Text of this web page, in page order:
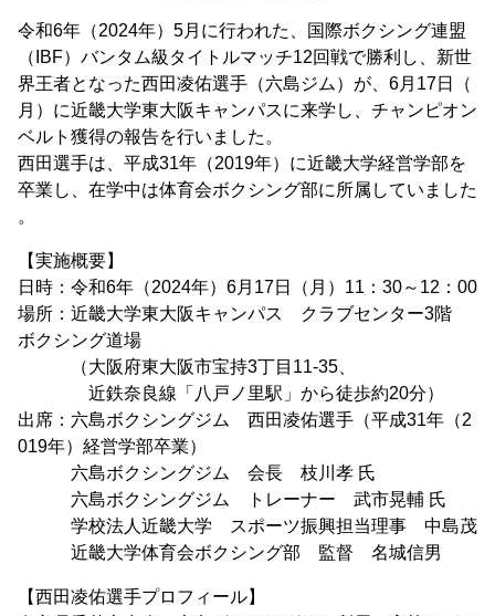
令和6年（2024年）5月に行われた、国際ボクシング連盟
（IBF）バンタム級タイトルマッチ12回戦で勝利し、新世
界王者となった西田凌佑選手（六島ジム）が、6月17日（
月）に近畿大学東大阪キャンパスに来学し、チャンピオン
ベルト獲得の報告を行いました。
西田選手は、平成31年（2019年）に近畿大学経営学部を
卒業し、在学中は体育会ボクシング部に所属していました
。
【実施概要】
日時：令和6年（2024年）6月17日（月）11：30～12：00
場所：近畿大学東大阪キャンパス クラブセンター3階
ボクシング道場
（大阪府東大阪市宝持3丁目11-35、
近鉄奈良線「八戸ノ里駅」から徒歩約20分）
出席：六島ボクシングジム 西田凌佑選手（平成31年（2
019年）経営学部卒業）
六島ボクシングジム 会長 枝川孝 氏
六島ボクシングジム トレーナー 武市晃輔 氏
学校法人近畿大学 スポーツ振興担当理事 中島茂
近畿大学体育会ボクシング部 監督 名城信男
【西田凌佑選手プロフィール】